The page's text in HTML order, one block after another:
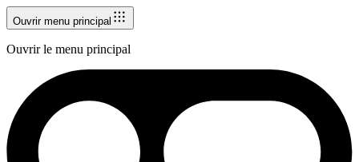
Ouvrir menu principal
Ouvrir le menu principal